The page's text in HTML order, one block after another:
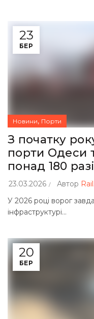
23
БЕР
Новини, Порти
З початку
порти Одеси
понад 180
23.03.2026 Автор
У 2026 році ворог
інфраструктурі...
20
БЕР